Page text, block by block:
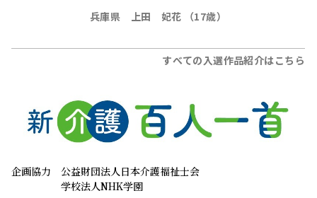
兵庫県 上田 妃花 （17歳）
すべての入選作品紹介はこちら
企画協力
公益財団法人日本介護福祉士会
学校法人NHK学園